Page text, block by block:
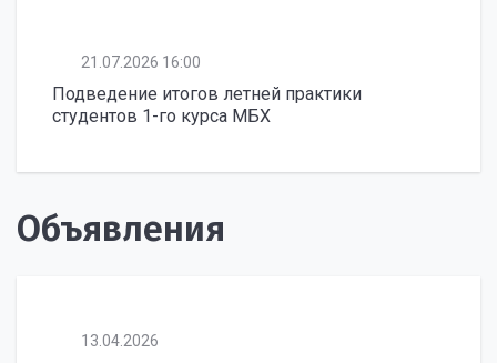
21.07.2026 16:00
Подведение итогов летней практики
студентов 1-го курса МБХ
Объявления
13.04.2026